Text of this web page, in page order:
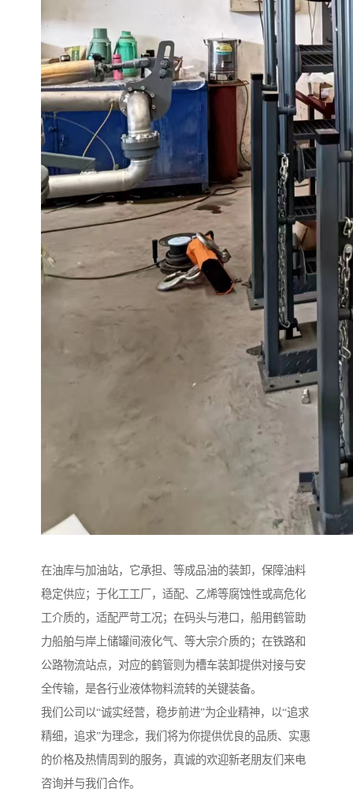
在油库与加油站，它承担、等成品油的装卸，保障油料
稳定供应；于化工工厂，适配、乙烯等腐蚀性或高危化
工介质的，适配严苛工况；在码头与港口，船用鹤管助
力船舶与岸上储罐间液化气、等大宗介质的；在铁路和
公路物流站点，对应的鹤管则为槽车装卸提供对接与安
全传输，是各行业液体物料流转的关键装备。
我们公司以“诚实经营，稳步前进”为企业精神，以“追求
精细，追求”为理念，我们将为你提供优良的品质、实惠
的价格及热情周到的服务，真诚的欢迎新老朋友们来电
咨询并与我们合作。